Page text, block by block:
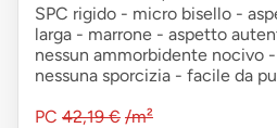
SPC rigido - micro bisello -
larga - marrone - aspetto
nessun ammorbidente nocivo
nessuna sporcizia - facile da
PC 42,19 € /m²